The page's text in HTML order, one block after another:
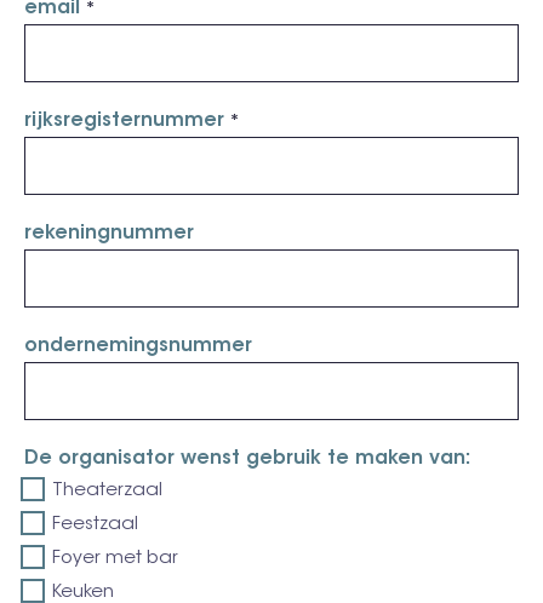
email
rijksregisternummer
rekeningnummer
ondernemingsnummer
De organisator wenst gebruik te maken van:
Theaterzaal
Feestzaal
Foyer met bar
Keuken